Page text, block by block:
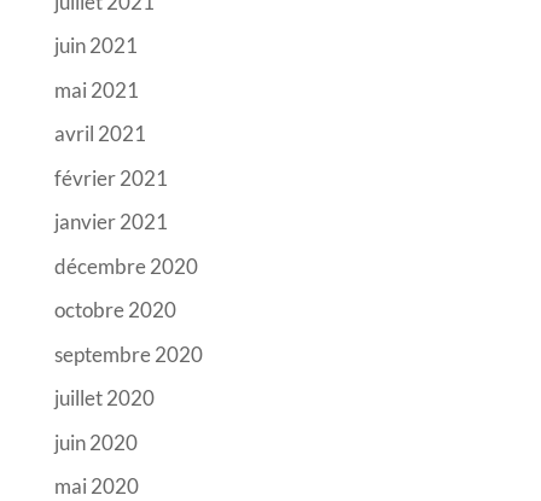
juin 2021
mai 2021
avril 2021
février 2021
janvier 2021
décembre 2020
octobre 2020
septembre 2020
juillet 2020
juin 2020
mai 2020